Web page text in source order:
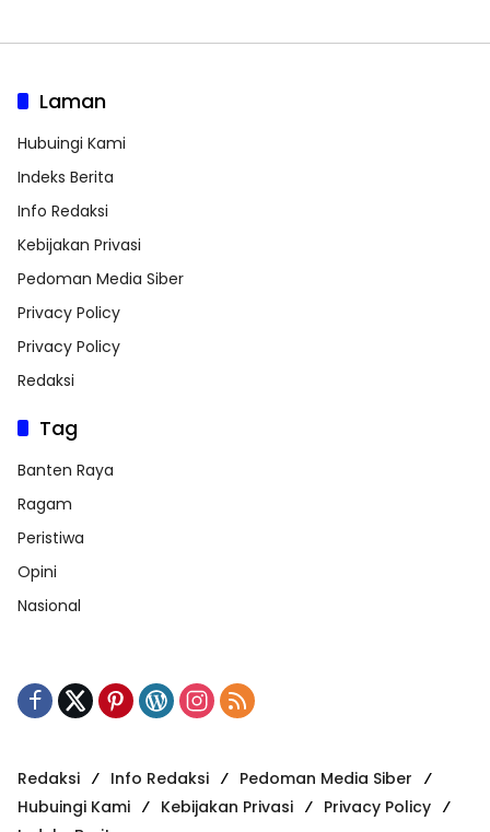
Laman
Hubuingi Kami
Indeks Berita
Info Redaksi
Kebijakan Privasi
Pedoman Media Siber
Privacy Policy
Privacy Policy
Redaksi
Tag
Banten Raya
Ragam
Peristiwa
Opini
Nasional
Redaksi Info Redaksi
Pedoman Media Siber
Hubuingi Kami
Kebijakan Privasi
Privacy Policy